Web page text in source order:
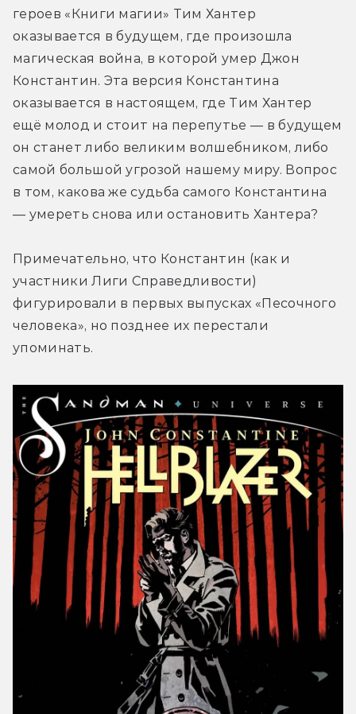
героев «Книги магии» Тим Хантер
оказывается в будущем, где произошла
магическая война, в которой умер Джон
Константин. Эта версия Константина
оказывается в настоящем, где Тим Хантер
ещё молод и стоит на перепутье — в будущем
он станет либо великим волшебником, либо
самой большой угрозой нашему миру. Вопрос
в том, какова же судьба самого Константина
— умереть снова или остановить Хантера?
Примечательно, что Константин (как и
участники Лиги Справедливости)
фигурировали в первых выпусках «Песочного
человека», но позднее их перестали
упоминать.